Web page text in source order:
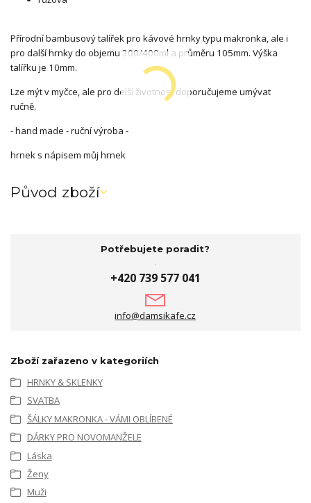
Přírodní bambusový talířek pro kávové hrnky typu makronka, ale i
pro další hrnky do objemu 300/400ml a průměru 105mm. Výška
talířku je 10mm.
Lze mýt v myčce, ale pro delší životnost doporučujeme umývat
ručně.
- hand made - ruční výroba -
hrnek s nápisem můj hrnek
Původ zboží
Potřebujete poradit?
+420 739 577 041
info@damsikafe.cz
Zboží zařazeno v kategoriích
HRNKY & SKLENKY
SVATBA
ŠÁLKY MAKRONKA - VÁMI OBLÍBENÉ
DÁRKY PRO NOVOMANŽELE
Láska
Ženy
Muži